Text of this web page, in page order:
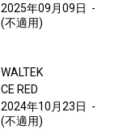
2025年09月09日 -
(不適用)
WALTEK
CE RED
2024年10月23日 -
(不適用)